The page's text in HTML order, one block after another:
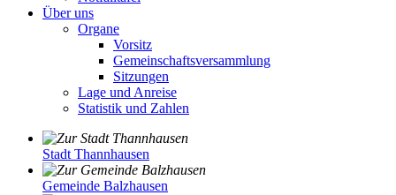
Über uns
Organe
Vorsitz
Gemeinschaftsversammlung
Sitzungen
Lage und Anreise
Statistik und Zahlen
Stadt Thannhausen
Gemeinde Balzhausen